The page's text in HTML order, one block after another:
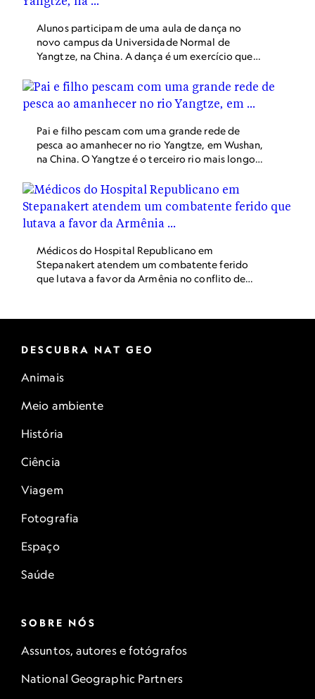
Alunos participam de uma aula de dança no
novo campus da Universidade Normal de
Yangtze, na China. A dança é um exercício que
pode melhorar o tônus ​​muscular, força,
resistência e condicionamento físico.
Pai e filho pescam com uma grande rede de
pesca ao amanhecer no rio Yangtze, em Wushan,
na China. O Yangtze é o terceiro rio mais longo
quilômetros no território chinês.
Médicos do Hospital Republicano em
Stepanakert atendem um combatente ferido
que lutava a favor da Armênia no conflito de
conflito Nagorno-Karabakh, em inglês)
DESCUBRA NAT GEO
Animais
Meio ambiente
História
Ciência
Viagem
Fotografia
Espaço
Saúde
SOBRE NÓS
Assuntos, autores e fotógrafos
National Geographic Partners